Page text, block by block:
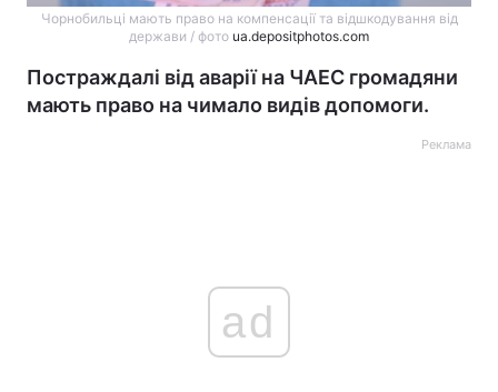
Чорнобильці мають право на компенсації та відшкодування від
держави / фото ua.depositphotos.com
Постраждалі від аварії на ЧАЕС громадяни
мають право на чимало видів допомоги.
Реклама
ad